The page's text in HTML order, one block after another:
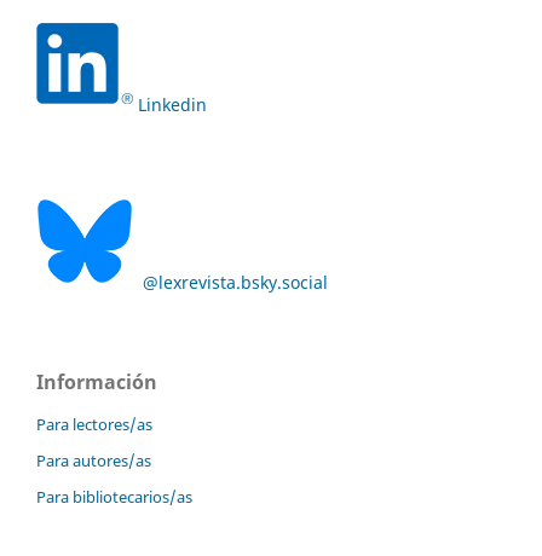
Linkedin
@lexrevista.bsky.social
Información
Para lectores/as
Para autores/as
Para bibliotecarios/as